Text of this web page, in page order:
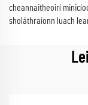
cheannaitheoirí
sholáthraíonn luach